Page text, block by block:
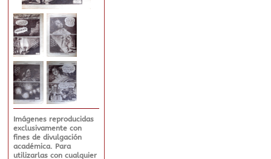
Imágenes reproducidas
exclusivamente con
fines de divulgación
académica. Para
utilizarlas con cualquier